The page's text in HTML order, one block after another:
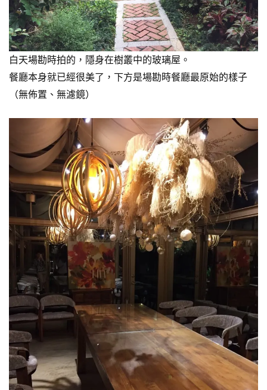
白天場勘時拍的，隱身在樹叢中的玻璃屋。
餐廳本身就已經很美了，下方是場勘時餐廳最原始的樣子
（無佈置、無濾鏡）